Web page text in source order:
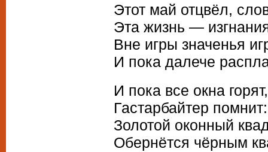
Этот май отцвёл,
Эта жизнь —
Вне игры значенья
И пока далече
И пока все окна горят,
Гастарбайтер
Золотой оконный
Обернётся чёрным